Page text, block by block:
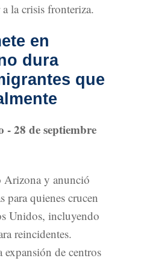
la crisis fronteriza.
en
dura
que
- 28 de septiembre
Arizona y anunció
para quienes crucen
Unidos, incluyendo
reincidentes.
de centros